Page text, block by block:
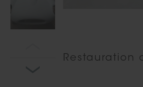
Restauration